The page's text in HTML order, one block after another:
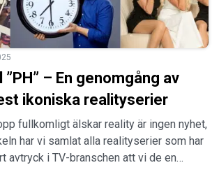
”PH” – En genomgång av
ikoniska realityserier
fullkomligt älskar reality är ingen nyhet,
har vi samlat alla realityserier som har
avtryck i TV-branschen att vi de en…